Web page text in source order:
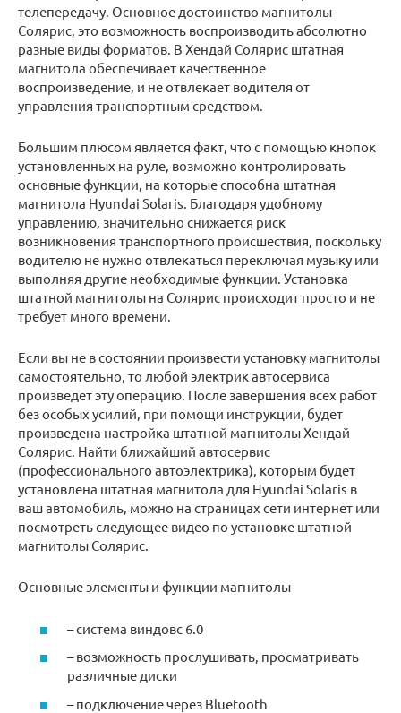
телепередачу. Основное достоинство магнитолы
Солярис, это возможность воспроизводить абсолютно
разные виды форматов. В Хендай Солярис штатная
магнитола обеспечивает качественное
воспроизведение, и не отвлекает водителя от
управления транспортным средством.
Большим плюсом является факт, что с помощью кнопок
установленных на руле, возможно контролировать
основные функции, на которые способна штатная
магнитола Hyundai Solaris. Благодаря удобному
управлению, значительно снижается риск
возникновения транспортного происшествия, поскольку
водителю не нужно отвлекаться переключая музыку или
выполняя другие необходимые функции. Установка
штатной магнитолы на Солярис происходит просто и не
требует много времени.
Если вы не в состоянии произвести установку магнитолы
самостоятельно, то любой электрик автосервиса
произведет эту операцию. После завершения всех работ
без особых усилий, при помощи инструкции, будет
произведена настройка штатной магнитолы Хендай
Солярис. Найти ближайший автосервис
(профессионального автоэлектрика), которым будет
установлена штатная магнитола для Hyundai Solaris в
ваш автомобиль, можно на страницах сети интернет или
посмотреть следующее видео по установке штатной
магнитолы Солярис.
Основные элементы и функции магнитолы
– система виндовс 6.0
– возможность прослушивать, просматривать
различные диски
– подключение через Bluetooth